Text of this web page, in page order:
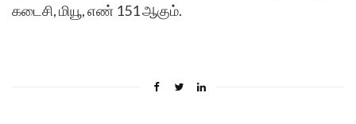
கடைசி, மியூ, எண் 151 ஆகும்.